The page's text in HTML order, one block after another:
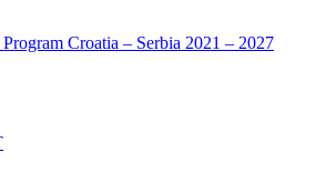
Croatia – Serbia 2021 – 2027